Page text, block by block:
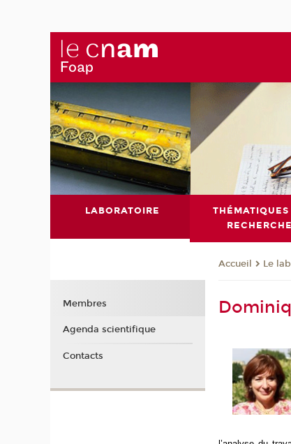
LABORATOIRE
THÉMATIQUES
RECHERCHE
Accueil Le
Membres
Agenda scientifique
Contacts